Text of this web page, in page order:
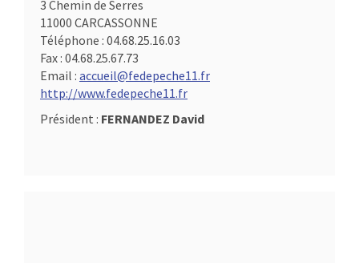
3 Chemin de Serres
11000 CARCASSONNE
Téléphone : 04.68.25.16.03
Fax : 04.68.25.67.73
Email : accueil@fedepeche11.fr
http://www.fedepeche11.fr
Président : FERNANDEZ David